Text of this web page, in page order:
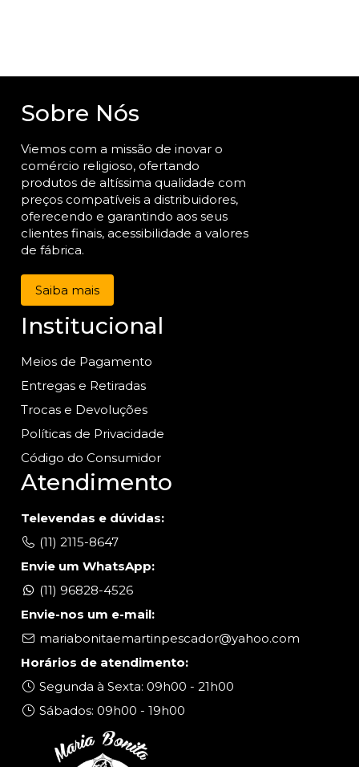
Sobre Nós
Viemos com a missão de inovar o
comércio religioso, ofertando
produtos de altíssima qualidade com
preços compatíveis a distribuidores,
oferecendo e garantindo aos seus
clientes finais, acessibilidade a valores
de fábrica.
Saiba mais
Institucional
Meios de Pagamento
Entregas e Retiradas
Trocas e Devoluções
Políticas de Privacidade
Código do Consumidor
Atendimento
Televendas e dúvidas:
(11) 2115-8647
Envie um WhatsApp:
(11) 96828-4526
Envie-nos um e-mail:
mariabonitaemartinpescador@yahoo.com
Horários de atendimento:
Segunda à Sexta: 09h00 - 21h00
Sábados: 09h00 - 19h00